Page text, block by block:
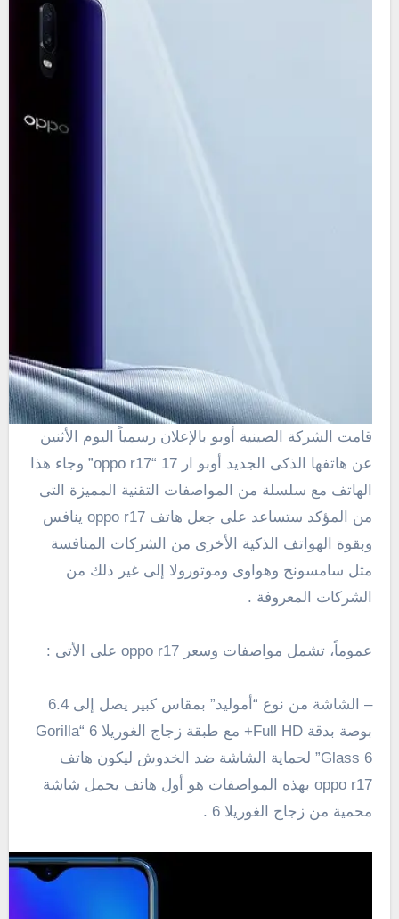
قامت الشركة الصينية أوبو بالإعلان رسمياً اليوم الأثنين
عن هاتفها الذكى الجديد أوبو ار 17 “oppo r17” وجاء هذا
الهاتف مع سلسلة من المواصفات التقنية المميزة التى
من المؤكد ستساعد على جعل هاتف oppo r17 ينافس
وبقوة الهواتف الذكية الأخرى من الشركات المنافسة
مثل سامسونج وهواوى وموتورولا إلى غير ذلك من
الشركات المعروفة .
عموماً، تشمل مواصفات وسعر oppo r17 على الأتى :
– الشاشة من نوع “أموليد” بمقاس كبير يصل إلى 6.4
بوصة بدقة Full HD+ مع طبقة زجاج الغوريلا 6 “Gorilla
Glass 6” لحماية الشاشة ضد الخدوش ليكون هاتف
oppo r17 بهذه المواصفات هو أول هاتف يحمل شاشة
محمية من زجاج الغوريلا 6 .